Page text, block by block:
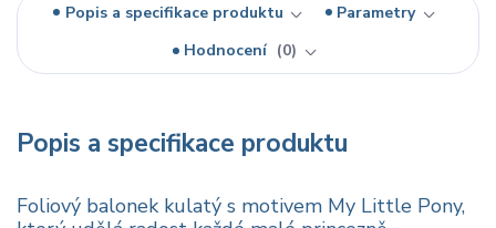
Popis a specifikace produktu
Parametry
Hodnocení
0
Popis a specifikace produktu
Foliový balonek kulatý s motivem My Little Pony,